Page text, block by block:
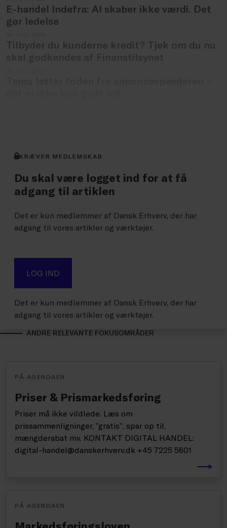
E-handel Indefra: AI skaber ikke værdi. Det
gør ledelse
Tilbyder du kunderne kredit? Tjek om du nu
KRÆVER MEDLEMSKAB
Du skal være logget ind for at få
adgang til artiklen
Det er kun medlemmer af Dansk Erhverv, der har
adgang til vores artikler og værktøjer.
LOG IND
Det er kun medlemmer af Dansk Erhverv, der har
adgang til vores artikler og værktøjer.
ANDRE RELEVANTE FOKUSOMRÅDER
PÅ AGENDAEN
Priser & Prismarkedsføring
Priser må ikke vildlede. Læs om
prissammenligninger, ”gratis”, spar op til,
mængderabat mv. KONTAKT DIGITAL HANDEL:
digital-handel@danskerhverv.dk +45 7225 5601
PÅ AGENDAEN
Markedsføringsloven